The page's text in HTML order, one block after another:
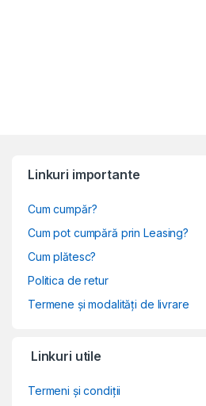
Linkuri importante
Cum cumpăr?
Cum pot cumpără prin Leasing?
Cum plătesc?
Politica de retur
Termene și modalități de livrare
Linkuri utile
Termeni și condiții